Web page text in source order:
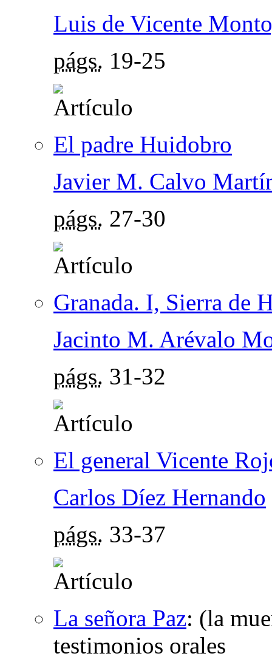
Luis de Vicente
págs. 19-25
El padre Huidobro
Javier M. Calvo
págs. 27-30
Granada. I, Sierra de
Jacinto M. Arévalo
págs. 31-32
El general Vicente
Carlos Díez Hernando
págs. 33-37
La señora Paz: (la
testimonios orales